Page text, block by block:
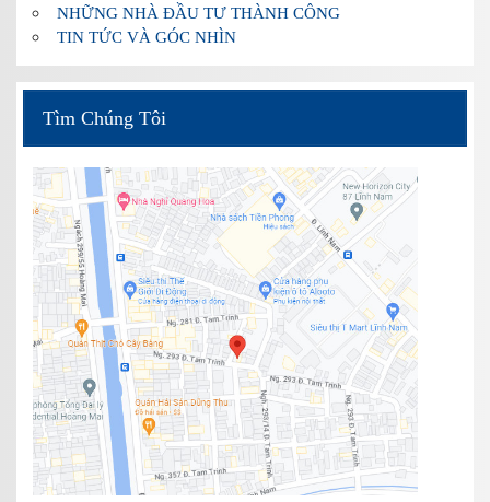
NHỮNG NHÀ ĐẦU TƯ THÀNH CÔNG
TIN TỨC VÀ GÓC NHÌN
Tìm Chúng Tôi